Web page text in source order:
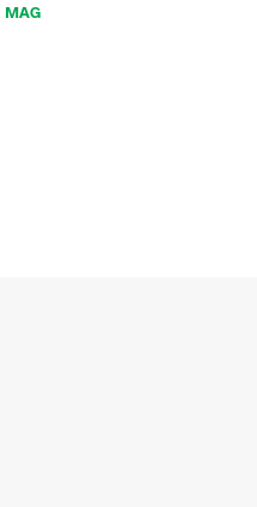
MAG